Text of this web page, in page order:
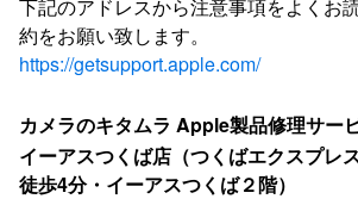
下記のアドレスから注意事項をよくお
約をお願い致します。
https://getsupport.apple.com/
カメラのキタムラ Apple製品修理サー
イーアスつくば店（つくばエクスプレ
徒歩4分・イーアスつくば２階）